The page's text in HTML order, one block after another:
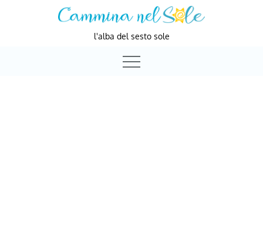
l'alba del sesto sole